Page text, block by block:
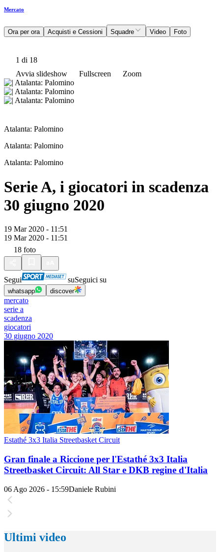
Mercato
Ora per ora Acquisti e Cessioni Squadre Video Foto
1 di 18
Avvia slideshow
Fullscreen Zoom
Atalanta: Palomino
Atalanta: Palomino
Atalanta: Palomino
Serie A, i giocatori in scadenza
30 giugno 2020
19 Mar 2020 - 11:51
19 Mar 2020 - 11:51
18 foto
Segui suSeguici su
whatsapp discover
mercato
serie a
scadenza
giocatori
30 giugno 2020
Estathé 3x3 Italia Streetbasket Circuit
Gran finale a Riccione per l'Estathé 3x3 Italia
Streetbasket Circuit: All Star e DKB regine d'Italia
06 Ago 2026 - 15:59Daniele Rubini
Ultimi video